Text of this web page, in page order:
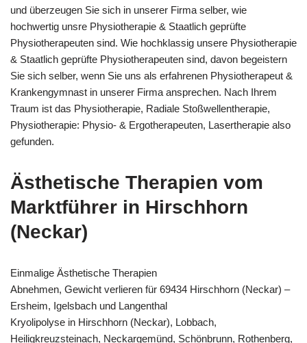
und überzeugen Sie sich in unserer Firma selber, wie
hochwertig unsre Physiotherapie & Staatlich geprüfte
Physiotherapeuten sind. Wie hochklassig unsere Physiotherapie
& Staatlich geprüfte Physiotherapeuten sind, davon begeistern
Sie sich selber, wenn Sie uns als erfahrenen Physiotherapeut &
Krankengymnast in unserer Firma ansprechen. Nach Ihrem
Traum ist das Physiotherapie, Radiale Stoßwellentherapie,
Physiotherapie: Physio- & Ergotherapeuten, Lasertherapie also
gefunden.
Ästhetische Therapien vom
Marktführer in Hirschhorn
(Neckar)
Einmalige Ästhetische Therapien
Abnehmen, Gewicht verlieren für 69434 Hirschhorn (Neckar) –
Ersheim, Igelsbach und Langenthal
Kryolipolyse in Hirschhorn (Neckar), Lobbach,
Heiligkreuzsteinach, Neckargemünd, Schönbrunn, Rothenberg,